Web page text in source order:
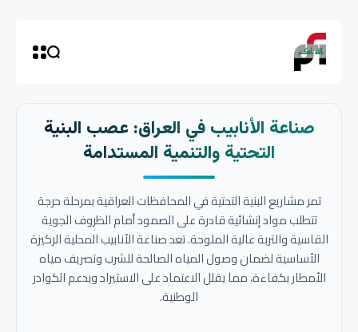
صناعة الأنابيب في العراق: عصب البنية
التحتية والتنمية المستدامة
تمر مشاريع البنية التحتية في المحافظات العراقية بمرحلة حرجة
تتطلب مواد إنشائية قادرة على الصمود أمام الظروف الجوية
القاسية والتربة عالية الملوحة. تعد صناعة الأنابيب المحلية الركيزة
الأساسية لضمان وصول المياه الصالحة للشرب وتصريف مياه
الأمطار بكفاءة، مما يقلل الاعتماد على الاستيراد ويدعم الكوادر
الوطنية.